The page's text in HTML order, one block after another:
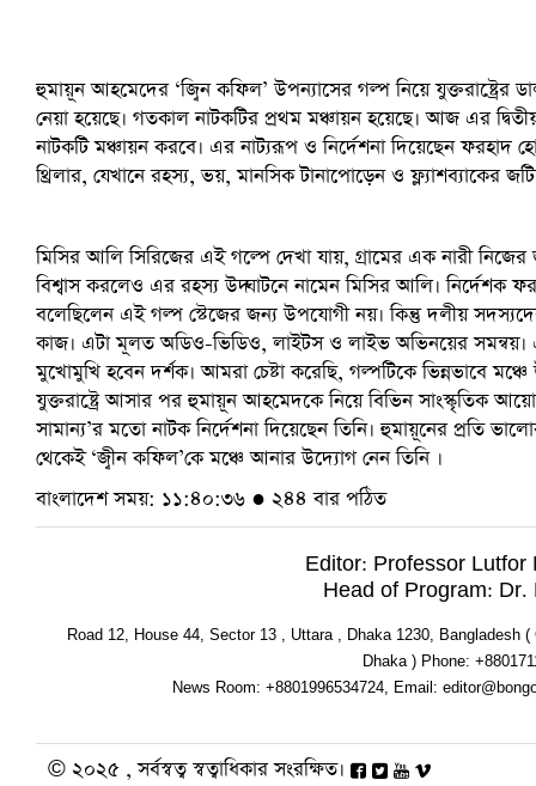
হুমায়ূন আহমেদের ‘জ্বিন কফিল’ উপন্যাসের গল্প নিয়ে যুক্তরাষ্ট্রের
নেয়া হয়েছে। গতকাল নাটকটির প্রথম মঞ্চায়ন হয়েছে। আজ এর
নাটকটি মঞ্চায়ন করবে। এর নাট্যরূপ ও নির্দেশনা দিয়েছেন
থ্রিলার, যেখানে রহস্য, ভয়, মানসিক টানাপোড়েন ও ফ্ল্যাশব্যাকের
মিসির আলি সিরিজের এই গল্পে দেখা যায়, গ্রামের এক নারী
বিশ্বাস করলেও এর রহস্য উদ্ঘাটনে নামেন মিসির আলি। নির্দেশক
বলেছিলেন এই গল্প স্টেজের জন্য উপযোগী নয়। কিন্তু দলীয়
কাজ। এটা মূলত অডিও-ভিডিও, লাইটস ও লাইভ অভিনয়ের
মুখোমুখি হবেন দর্শক। আমরা চেষ্টা করেছি, গল্পটিকে ভিন্নভাবে
যুক্তরাষ্ট্রে আসার পর হুমায়ূন আহমেদকে নিয়ে বিভিন সাংস্কৃতিক
সামান্য’র মতো নাটক নির্দেশনা দিয়েছেন তিনি। হুমায়ূনের প্রতি
থেকেই ‘জ্বীন কফিল’কে মঞ্চে আনার উদ্যোগ নেন তিনি ।
বাংলাদেশ সময়: ১১:৪০:৩৬ ● ২৪৪ বার পঠিত
Editor: Professor Lutfor
Head of Program: Dr.
Road 12, House 44, Sector 13 , Uttara , Dhaka 1230, Bangladesh
Dhaka ) Phone:
News Room: +8801996534724, Email:
© ২০২৫ , সর্বস্বত্ব স্বত্বাধিকার সংরক্ষিত।